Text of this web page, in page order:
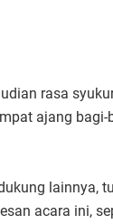
rasa
ajang bagi-
lainnya,
acara ini,